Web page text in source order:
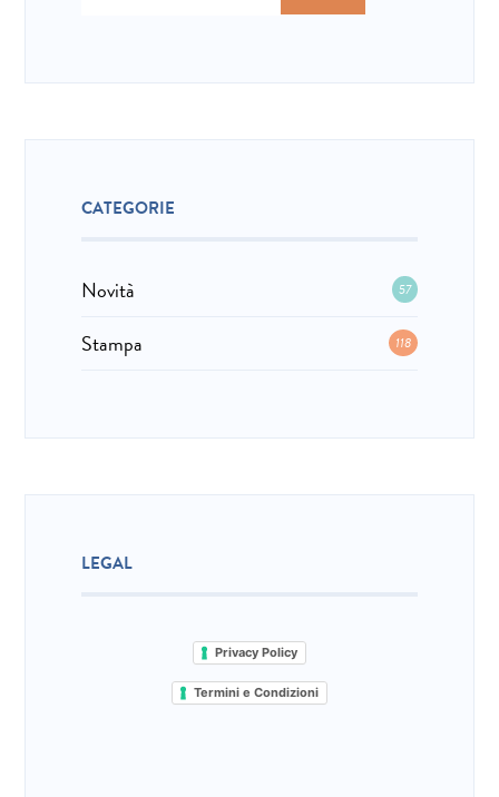
CATEGORIE
Novità 57
Stampa 118
LEGAL
Privacy Policy
Termini e Condizioni